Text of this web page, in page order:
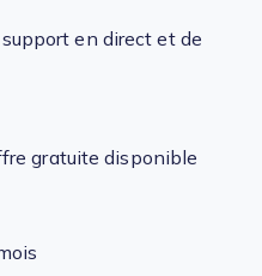
en direct et de
gratuite disponible